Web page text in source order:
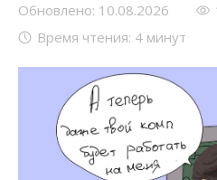
Обновлено: 10.08.2026
Время чтения: 4 минут